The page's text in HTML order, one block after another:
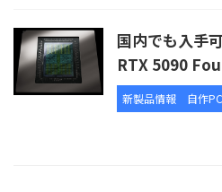
国内でも入手
RTX 5090
新製品情報 自作